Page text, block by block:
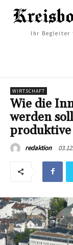
Ihr Begleiter
WIRTSCHAFT
Wie die
werden
produktive
redaktion